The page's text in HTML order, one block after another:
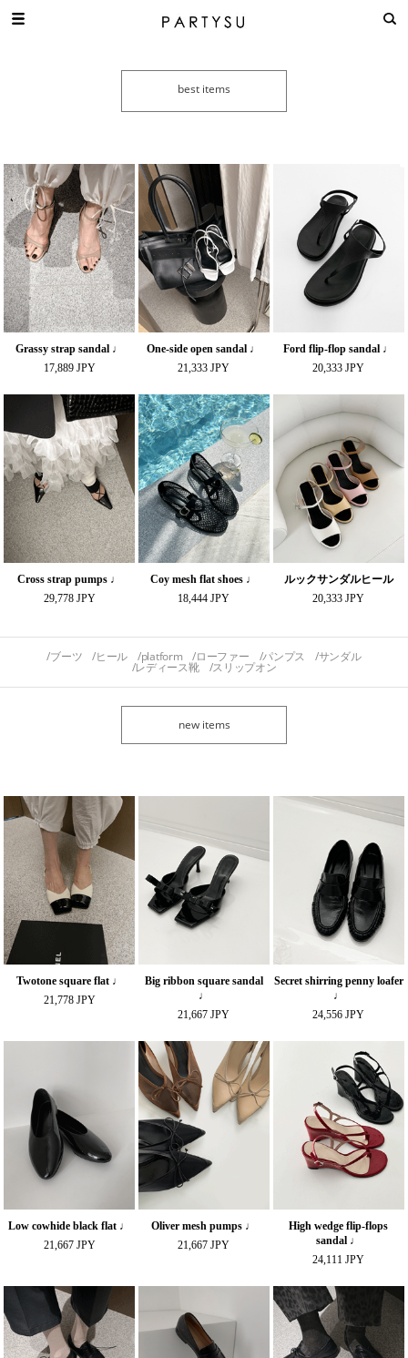
Grassy strap sandal ♩
17,889 JPY
One-side open sandal ♩
21,333 JPY
Ford flip-flop sandal ♩
20,333 JPY
Cross strap pumps ♩
29,778 JPY
Coy mesh flat shoes ♩
18,444 JPY
ルックサンダルヒール
20,333 JPY
ブーツ ヒール platform ローファー パンプス サンダル
レディース靴 スリップオン
new items
Twotone square flat ♩
21,778 JPY
Big ribbon square sandal
♩
21,667 JPY
Secret shirring penny loafer
♩
24,556 JPY
Low cowhide black flat ♩
21,667 JPY
Oliver mesh pumps ♩
21,667 JPY
High wedge flip-flops
sandal ♩
24,111 JPY